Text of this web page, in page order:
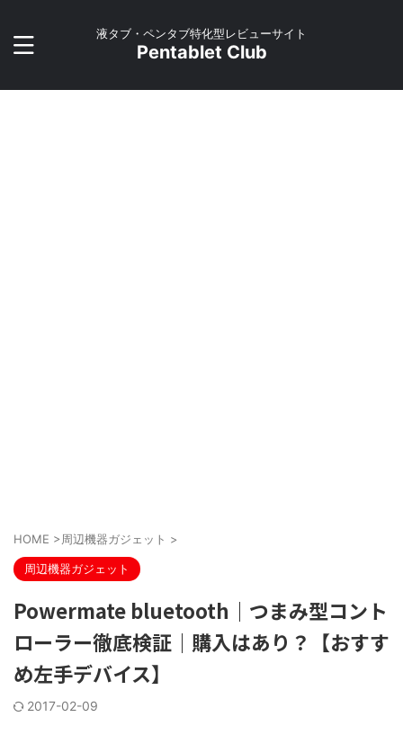
液タブ・ペンタブ特化型レビューサイト
Pentablet Club
HOME >周辺機器ガジェット >
周辺機器ガジェット
Powermate bluetooth｜つまみ型コント
ローラー徹底検証｜購入はあり？【おすす
め左手デバイス】
2017-02-09